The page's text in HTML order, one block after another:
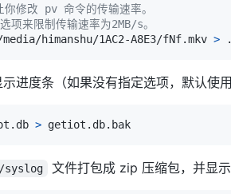
修改 pv 命令的传输速率。
来限制传输速率为2MB/s。
himanshu/1AC2-A8E3/fNf.mkv >
示进度条（如果没有指定选项，默认使
>
文件打包成 zip 压缩包，并显